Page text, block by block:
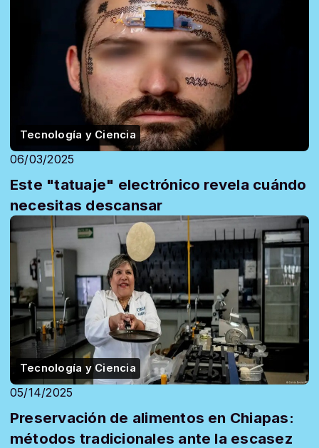
Tecnología y Ciencia
06/03/2025
Este "tatuaje" electrónico revela cuándo
necesitas descansar
Tecnología y Ciencia
05/14/2025
Preservación de alimentos en Chiapas:
métodos tradicionales ante la escasez